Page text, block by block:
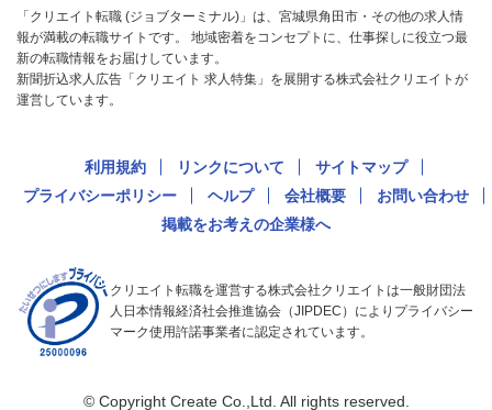
「クリエイト転職 (ジョブターミナル)」は、宮城県角田市・その他の求人情
報が満載の転職サイトです。 地域密着をコンセプトに、仕事探しに役立つ最
新の転職情報をお届けしています。
新聞折込求人広告「クリエイト 求人特集」を展開する株式会社クリエイトが
運営しています。
利用規約 リンクについて
サイトマップ
プライバシーポリシー
ヘルプ 会社概要
お問い合わせ
掲載をお考えの企業様へ
クリエイト転職を運営する株式会社クリエイトは一般財団法
人日本情報経済社会推進協会（JIPDEC）によりプライバシー
マーク使用許諾事業者に認定されています。
© Copyright Create Co.,Ltd. All rights reserved.